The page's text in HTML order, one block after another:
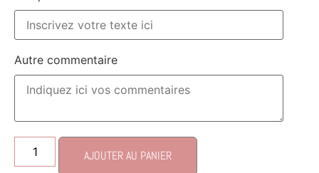
Autre commentaire
AJOUTER AU PANIER